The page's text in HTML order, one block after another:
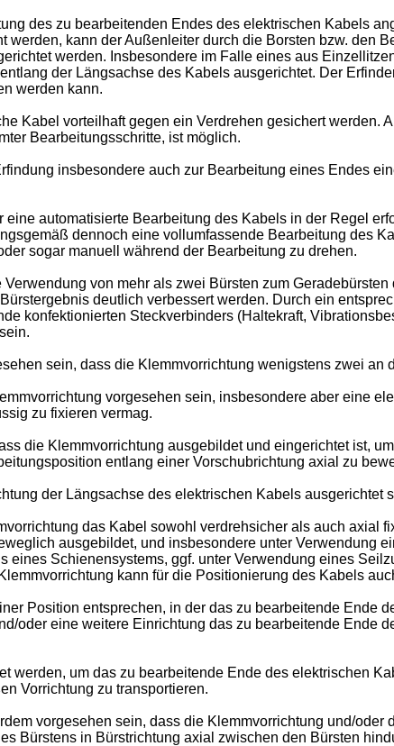
des zu bearbeitenden Endes des elektrischen Kabels
werden, kann der Außenleiter durch die Borsten bzw. den
werden. Insbesondere im Falle eines aus
der Längsachse des Kabels ausgerichtet. Der
werden kann.
Kabel vorteilhaft gegen ein Verdrehen gesichert
Bearbeitungsschritte, ist möglich.
insbesondere auch zur Bearbeitung eines Endes
automatisierte Bearbeitung des Kabels in der Regel
dennoch eine vollumfassende Bearbeitung des
sogar manuell während der Bearbeitung zu drehen.
von mehr als zwei Bürsten zum
deutlich verbessert werden. Durch ein
konfektionierten Steckverbinders (Haltekraft,
sein, dass die Klemmvorrichtung wenigstens zwei an
vorgesehen sein, insbesondere aber eine
zu fixieren vermag.
die Klemmvorrichtung ausgebildet und eingerichtet ist,
entlang einer Vorschubrichtung axial zu
der Längsachse des elektrischen Kabels ausgerichtet
das Kabel sowohl verdrehsicher als auch axial
ausgebildet, und insbesondere unter Verwendung
Schienensystems, ggf. unter Verwendung eines
kann für die Positionierung des Kabels
Position entsprechen, in der das zu bearbeitende Ende
oder eine weitere Einrichtung das zu bearbeitende Ende
werden, um das zu bearbeitende Ende des elektrischen
Vorrichtung zu transportieren.
vorgesehen sein, dass die Klemmvorrichtung und/
Bürstens in Bürstrichtung axial zwischen den Bürsten